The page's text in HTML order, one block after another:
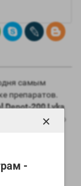
-
×
самым
препаратов.
Depot-200 Lyka
проведенного
вы хотите